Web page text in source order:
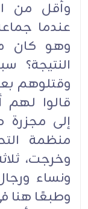
وأقل من
عندما
وهو كان
وقتلوهم
قالوا لهم
إلى مجزرة
منظمة
وخرجت،
ونساء
وطبعًا هنا